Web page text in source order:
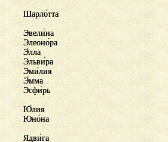
Шарло́тта
Шарлотта
Эвели́на
Эвелина
Элеоно́ра
Элеонора
Э́лла
Элла
Эльви́ра
Эльвира
Эми́лия
Эмилия
Э́мма
Эмма
Эсфи́рь
Эсфирь
Ю́лия
Юлия
Юно́на
Юнона
Ядви́га
Ядвига